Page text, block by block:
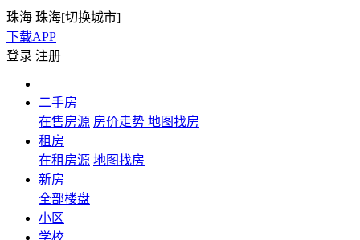
珠海 珠海[切换城市]
下载APP
登录 注册
二手房
在售房源 房价走势 地图找房
租房
在租房源 地图找房
新房
全部楼盘
小区
学校